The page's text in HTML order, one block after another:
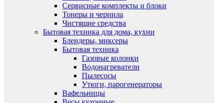
Сервисные комплекты и блоки
Тонеры и чернила
Чистящие средства
Бытовая техника для дома, кухни
Блендеры, миксеры
Бытовая техника
Газовые колонки
Водонагреватели
Пылесосы
Утюги, парогенераторы
Вафельницы